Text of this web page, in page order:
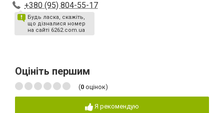
+380 (95) 804-55-17
Будь ласка, скажіть,
що дізналися номер
на сайті 6262.com.ua
Оцініть першим
(0 оцінок)
Я рекомендую